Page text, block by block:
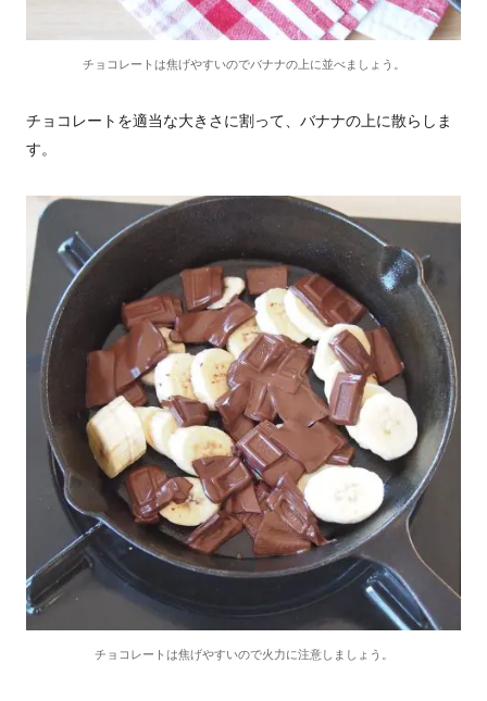
チョコレートは焦げやすいのでバナナの上に並べましょう。
チョコレートを適当な大きさに割って、バナナの上に散らしま
す。
チョコレートは焦げやすいので火力に注意しましょう。